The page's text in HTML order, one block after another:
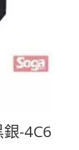
-4C6